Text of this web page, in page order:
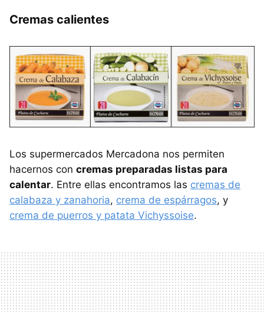
Cremas calientes
Los supermercados Mercadona nos permiten
hacernos con cremas preparadas listas para
calentar. Entre ellas encontramos las cremas de
calabaza y zanahoria, crema de espárragos, y
crema de puerros y patata Vichyssoise.